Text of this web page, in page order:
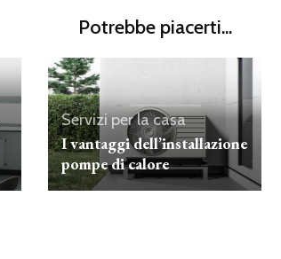
Potrebbe piacerti...
Servizi per la casa
I vantaggi dell’installazione
pompe di calore